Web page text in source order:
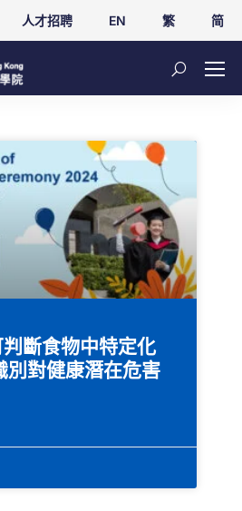
人才招聘 EN 繁 简
斷食物中特定化
別對健康潛在危害